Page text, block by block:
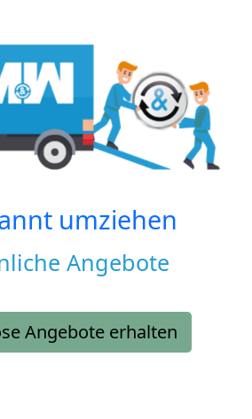
umziehen
Angebote
Angebote erhalten